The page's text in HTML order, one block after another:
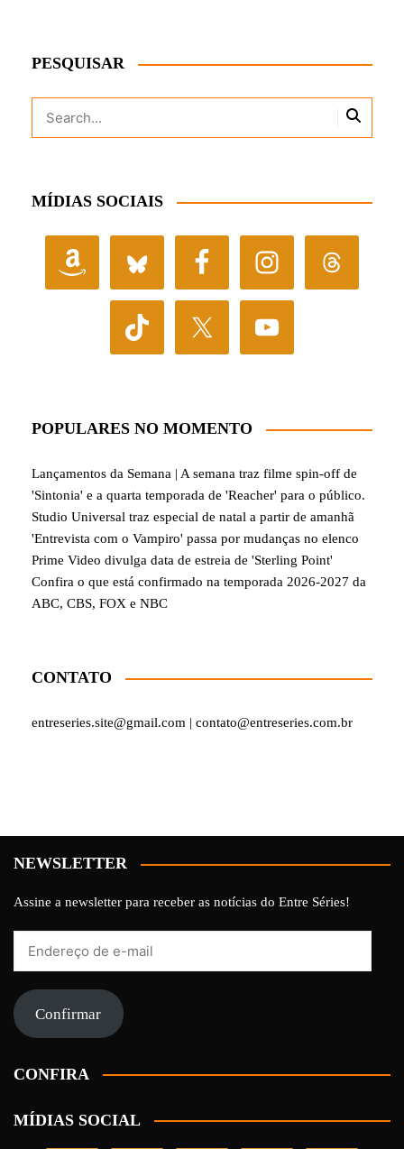
PESQUISAR
MÍDIAS SOCIAIS
POPULARES NO MOMENTO
Lançamentos da Semana | A semana traz filme spin-off de
'Sintonia' e a quarta temporada de 'Reacher' para o público.
Studio Universal traz especial de natal a partir de amanhã
'Entrevista com o Vampiro' passa por mudanças no elenco
Prime Video divulga data de estreia de 'Sterling Point'
Confira o que está confirmado na temporada 2026-2027 da
ABC, CBS, FOX e NBC
CONTATO
entreseries.site@gmail.com | contato@entreseries.com.br
NEWSLETTER
Assine a newsletter para receber as notícias do Entre Séries!
mail Confirmar
CONFIRA
MÍDIAS SOCIAL